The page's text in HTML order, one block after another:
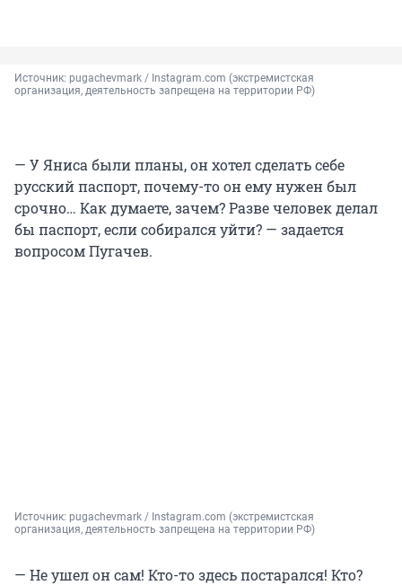
Источник: pugachevmark / Instagram.com (экстремистская
организация, деятельность запрещена на территории РФ)
— У Яниса были планы, он хотел сделать себе
русский паспорт, почему-то он ему нужен был
срочно… Как думаете, зачем? Разве человек делал
бы паспорт, если собирался уйти? — задается
вопросом Пугачев.
Источник: pugachevmark / Instagram.com (экстремистская
организация, деятельность запрещена на территории РФ)
— Не ушел он сам! Кто-то здесь постарался! Кто?